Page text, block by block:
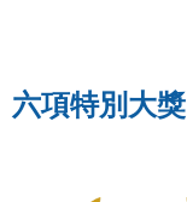
六項特別大獎